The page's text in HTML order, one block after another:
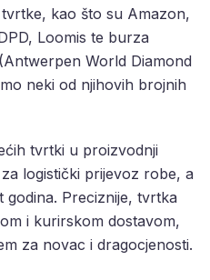
kao što su Amazon,
Loomis te burza
World Diamond
neki od njihovih brojnih
tvrtki u proizvodnji
logistički prijevoz robe, a
godina. Preciznije, tvrtka
i kurirskom dostavom,
za novac i dragocjenosti.